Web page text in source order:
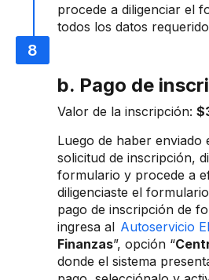
procede a diligenciar el
todos los datos
b. Pago de
Valor de la inscripción:
Luego de haber enviado
solicitud de inscripción,
formulario y procede a
diligenciaste el
pago de inscripción de
ingresa al Autoservicio
Finanzas”, opción “
donde el sistema